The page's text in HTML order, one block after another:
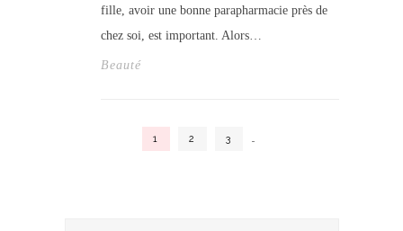
fille, avoir une bonne parapharmacie près de
chez soi, est important. Alors…
Beauté
1 2 3 …